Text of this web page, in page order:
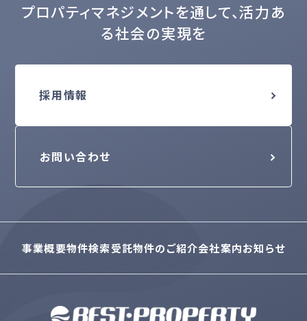
プロパティマネジメントを通して、活力あ
る社会の実現を
採用情報
お問い合わせ
事業概要物件検索受託物件のご紹介会社案内お知らせ